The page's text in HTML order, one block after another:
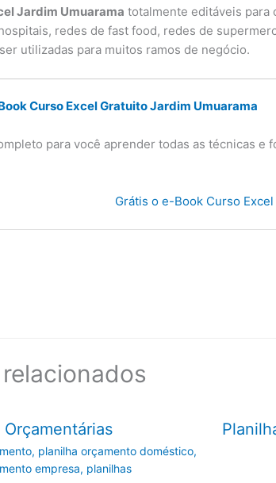
Jardim Umuarama totalmente editáveis para
redes de fast food, redes de
utilizadas para muitos ramos de negócio.
Curso Excel Gratuito Jardim Umuarama
para você aprender todas as técnicas e
Orçamentárias
, planilha orçamento doméstico,
empresa, planilhas